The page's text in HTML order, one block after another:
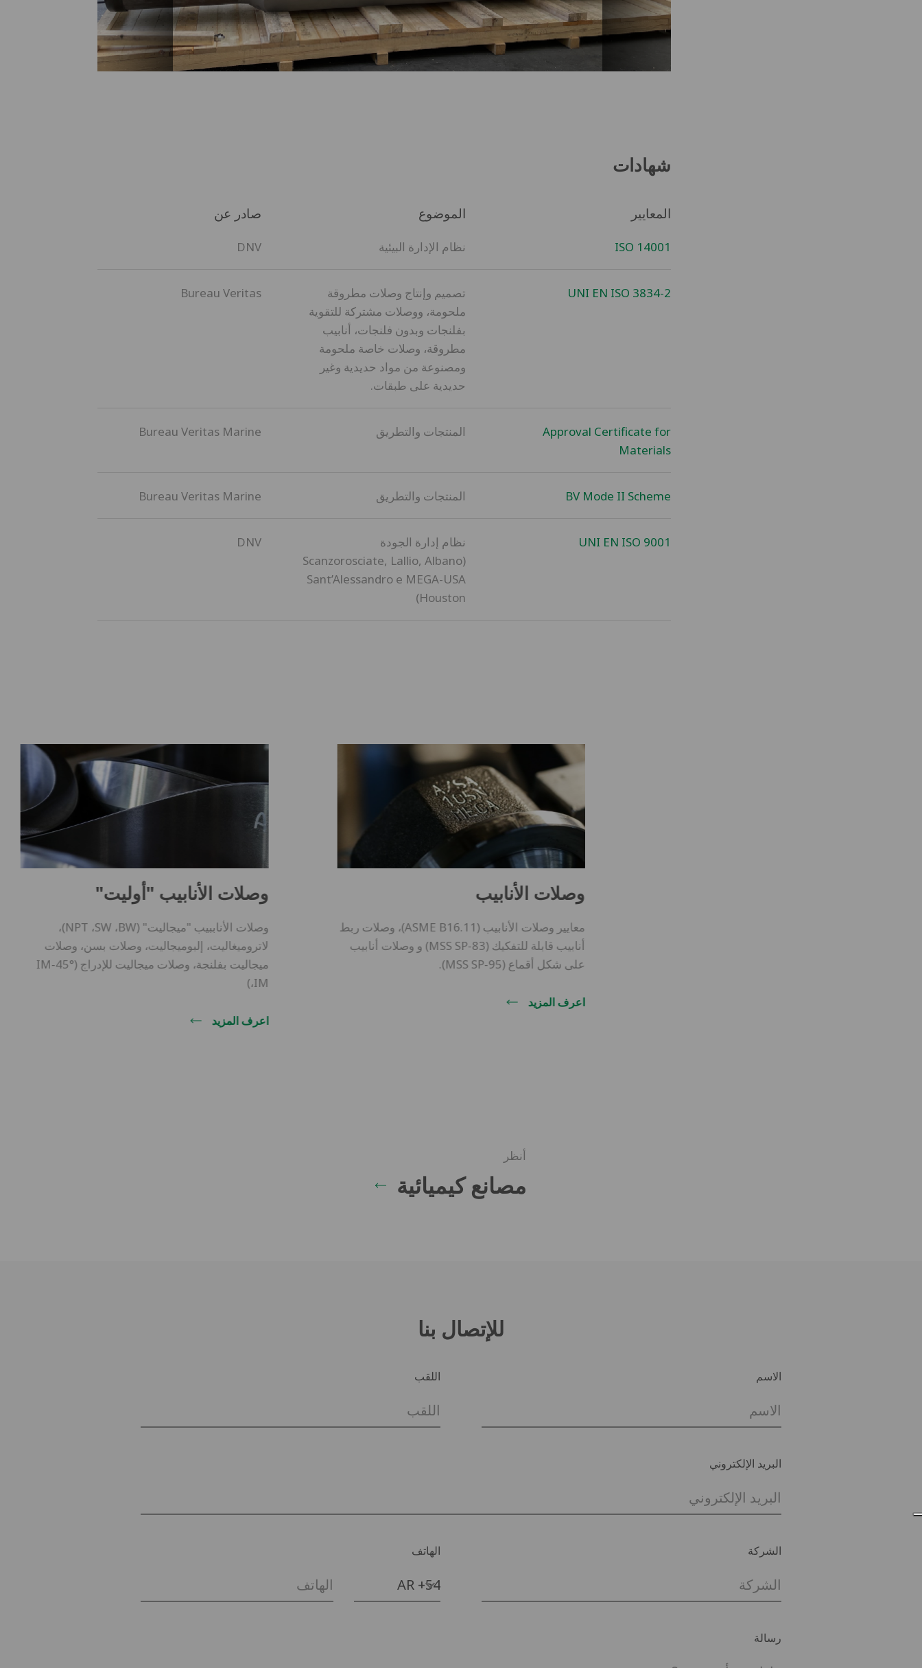
شهادات
المعايير الموضوع صادر عن
ISO 14001 نظام الإدارة البيئية DNV
UNI EN ISO 3834-2
تصميم وإنتاج وصلات مطروقة
ملحومة، ووصلات مشتركة للتقوية
بفلنجات وبدون فلنجات، أنابيب
مطروقة، وصلات خاصة ملحومة
ومصنوعة من مواد حديدية وغير
حديدية على طبقات.
Bureau Veritas
Approval Certificate for
Materials
المنتجات والتطريق Bureau Veritas Marine
BV Mode II Scheme المنتجات والتطريق Bureau Veritas Marine
UNI EN ISO 9001
نظام إدارة الجودة
(Scanzorosciate, Lallio, Albano
Sant’Alessandro e MEGA-USA
Houston)
DNV
وصلات الأنابيب
معايير وصلات الأنابيب (ASME B16.11)، وصلات ربط
أنابيب قابلة للتفكيك (MSS SP-83) و وصلات أنابيب
على شكل أقماع (MSS SP-95).
اعرف المزيد
وصلات الأنابيب "أوليت"
وصلات الأناببيب "ميجاليت" (NPT ،SW ،BW)،
لاتروميغاليت، إلبوميجاليت، وصلات بسن، وصلات
ميجاليت بفلنجة، وصلات ميجاليت للإدراج (IM-45°
،IM)
اعرف المزيد
أنظر
مصانع كيميائية
للإتصال بنا
الاسم اللقب
البريد الإلكتروني
الشركة الهاتف
رسالة
الشركة
اشترك لي في العروض الحصرية ، لتكون على اطلاع
بالعروض الترويجية والأخبار(اقرأ المعلومات
التحميل